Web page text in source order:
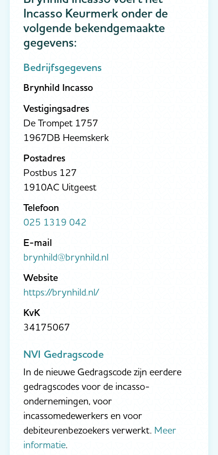
Incasso Keurmerk onder de
volgende bekendgemaakte
gegevens:
Bedrijfsgegevens
Brynhild Incasso
Vestigingsadres
De Trompet 1757
1967DB Heemskerk
Postadres
Postbus 127
1910AC Uitgeest
Telefoon
025 1319 042
E-mail
brynhild@brynhild.nl
Website
https://brynhild.nl/
KvK
34175067
NVI Gedragscode
In de nieuwe Gedragscode zijn eerdere
gedragscodes voor de incasso-
ondernemingen, voor
incassomedewerkers en voor
debiteurenbezoekers verwerkt. Meer
informatie.